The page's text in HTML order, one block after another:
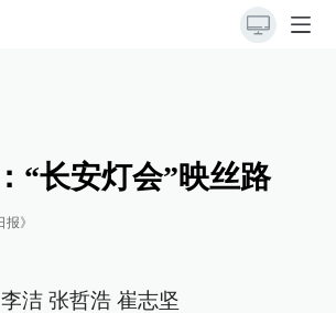
“长安灯会”映丝路
》
洁 张哲浩 崔志坚